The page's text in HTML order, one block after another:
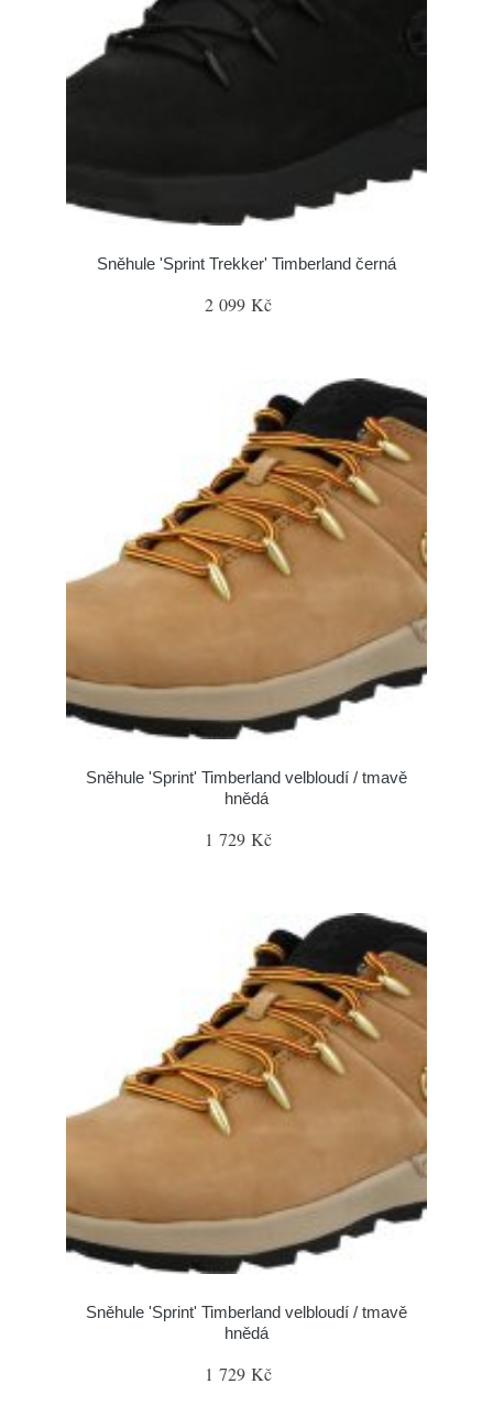
Sněhule 'Sprint Trekker' Timberland černá
2 099 Kč
Sněhule 'Sprint' Timberland velbloudí / tmavě
hnědá
1 729 Kč
Sněhule 'Sprint' Timberland velbloudí / tmavě
hnědá
1 729 Kč